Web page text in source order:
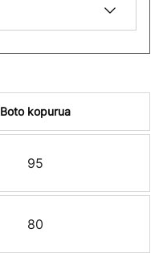
Boto kopurua
95
80